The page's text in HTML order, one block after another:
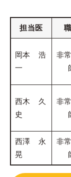
担当医
岡本 浩
一
非
西木 久
史
非
西澤 永
晃
非